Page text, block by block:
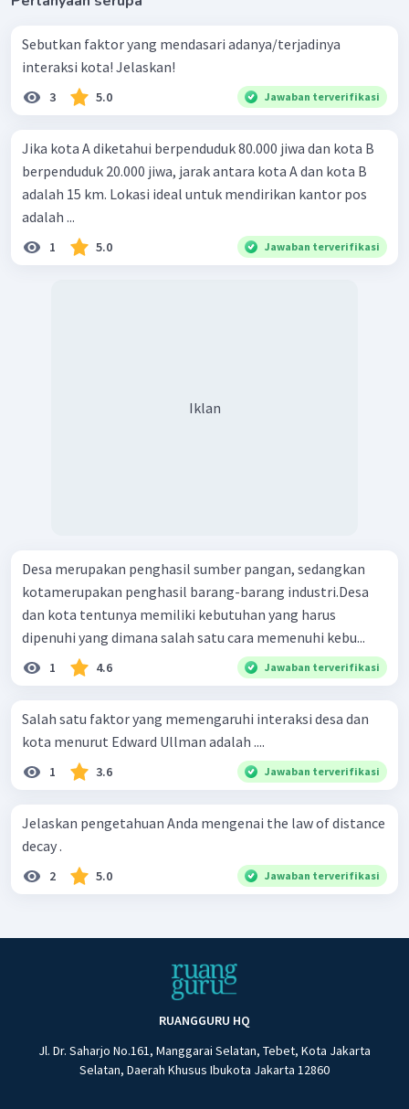
Sebutkan faktor yang mendasari adanya/terjadinya
interaksi kota! Jelaskan!
3 5.0 Jawaban terverifikasi
Jika kota A diketahui berpenduduk 80.000 jiwa dan kota B
berpenduduk 20.000 jiwa, jarak antara kota A dan kota B
adalah 15 km. Lokasi ideal untuk mendirikan kantor pos
adalah ...
1 5.0 Jawaban terverifikasi
Iklan
Desa merupakan penghasil sumber pangan, sedangkan
kotamerupakan penghasil barang-barang industri.Desa
dan kota tentunya memiliki kebutuhan yang harus
dipenuhi yang dimana salah satu cara memenuhi kebu...
1 4.6 Jawaban terverifikasi
Salah satu faktor yang memengaruhi interaksi desa dan
kota menurut Edward Ullman adalah ....
1 3.6 Jawaban terverifikasi
Jelaskan pengetahuan Anda mengenai the law of distance
decay .
2 5.0 Jawaban terverifikasi
RUANGGURU HQ
Jl. Dr. Saharjo No.161, Manggarai Selatan, Tebet, Kota Jakarta
Selatan, Daerah Khusus Ibukota Jakarta 12860